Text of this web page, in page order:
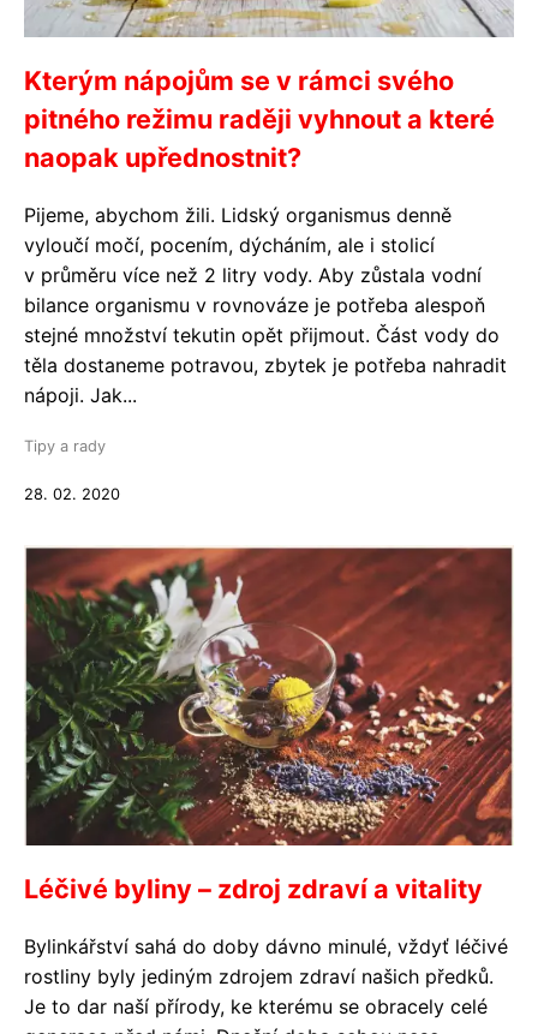
Kterým nápojům se v rámci svého
pitného režimu raději vyhnout a které
naopak upřednostnit?
Pijeme, abychom žili. Lidský organismus denně
vyloučí močí, pocením, dýcháním, ale i stolicí
v průměru více než 2 litry vody. Aby zůstala vodní
bilance organismu v rovnováze je potřeba alespoň
stejné množství tekutin opět přijmout. Část vody do
těla dostaneme potravou, zbytek je potřeba nahradit
nápoji. Jak...
Tipy a rady
28. 02. 2020
Léčivé byliny – zdroj zdraví a vitality
Bylinkářství sahá do doby dávno minulé, vždyť léčivé
rostliny byly jediným zdrojem zdraví našich předků.
Je to dar naší přírody, ke kterému se obracely celé